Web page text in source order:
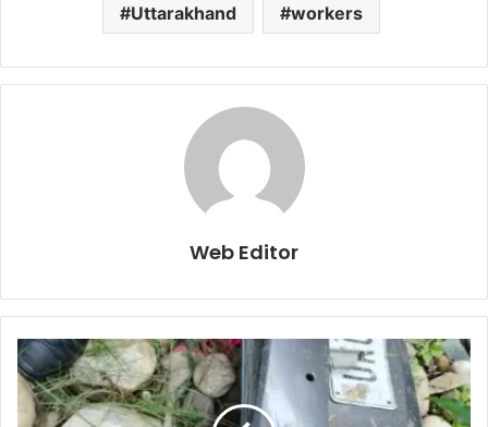
Uttarakhand workers
Web Editor